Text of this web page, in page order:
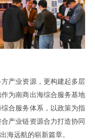
方产业资源，更构建起多层
作为南商出海综合服务基地
合服务体系 ，以政策为指
合产业链资源合力打造协同
海远航的崭新篇章。